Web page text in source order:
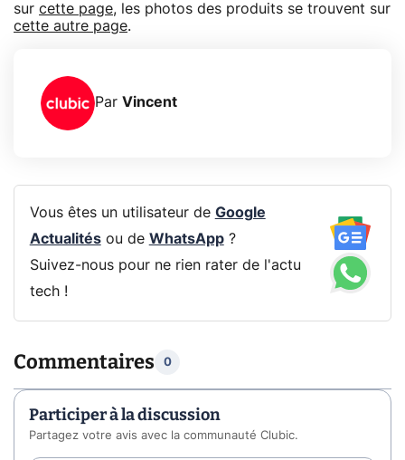
sur cette page, les photos des produits se trouvent sur
cette autre page.
Par Vincent
Vous êtes un utilisateur de Google
Actualitésou de WhatsApp?
Suivez-nous pour ne rien rater de l'actu
tech !
Commentaires 0
Participer à la discussion
Partagez votre avis avec la communauté Clubic.